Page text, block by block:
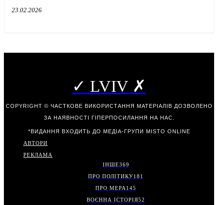
23.02.2026
✓ LVIV ✗
COPYRIGHT © ЧАСТКОВЕ ВИКОРИСТАННЯ МАТЕРІАЛІВ ДОЗВОЛЕНО
ЗА НАЯВНОСТІ ГІПЕРПОСИЛАННЯ НА НАС.
*ВИДАННЯ ВХОДИТЬ ДО МЕДІА-ГРУПИ MISTO ONLINE
АВТОРИ
РЕКЛАМА
ІНШЕ369
ПРО ПОЛІТИКУ181
ПРО МЕРА 145
ВОЄННА ІСТОРІЯ52